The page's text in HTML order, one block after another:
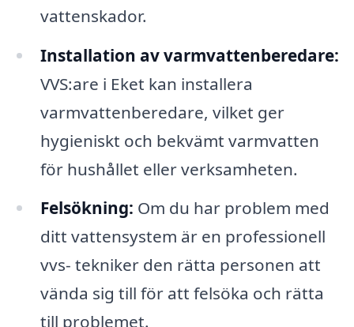
vattenskador.
Installation av varmvattenberedare:
VVS:are i Eket kan installera
varmvattenberedare, vilket ger
hygieniskt och bekvämt varmvatten
för hushållet eller verksamheten.
Felsökning: Om du har problem med
ditt vattensystem är en professionell
vvs- tekniker den rätta personen att
vända sig till för att felsöka och rätta
till problemet.